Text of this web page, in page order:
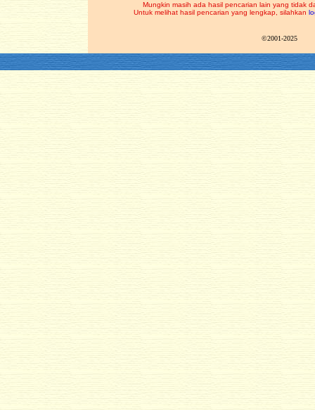
Mungkin masih ada hasil pencarian lain yang tidak
Untuk melihat hasil pencarian yang lengkap, silahkan
©2001-2025